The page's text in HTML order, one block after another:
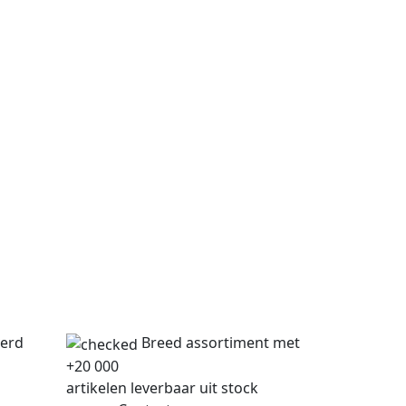
Breed assortiment met
+20 000
artikelen leverbaar uit stock